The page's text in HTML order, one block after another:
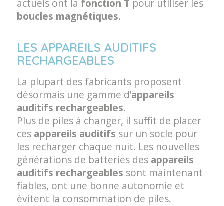
actuels ont la fonction T pour utiliser les
boucles magnétiques.
LES APPAREILS AUDITIFS
RECHARGEABLES
La plupart des fabricants proposent
désormais une gamme d’appareils
auditifs rechargeables.
Plus de piles à changer, il suffit de placer
ces appareils auditifs sur un socle pour
les recharger chaque nuit. Les nouvelles
générations de batteries des appareils
auditifs rechargeables sont maintenant
fiables, ont une bonne autonomie et
évitent la consommation de piles.